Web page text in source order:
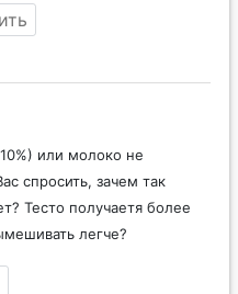
или молоко не
спросить, зачем так
Тесто получаетя более
легче?